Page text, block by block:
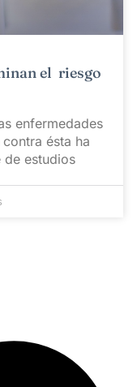
el riesgo
enfermedades
ésta ha
de estudios